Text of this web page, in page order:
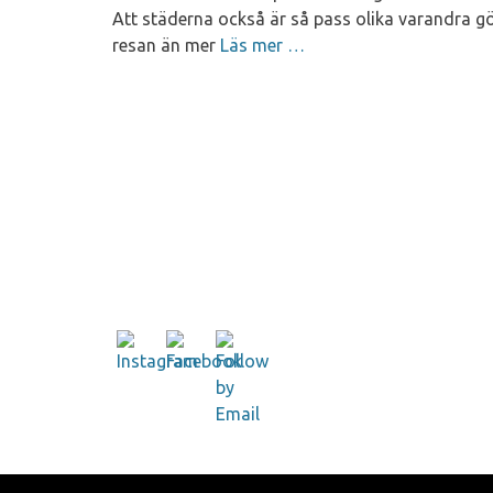
Att städerna också är så pass olika varandra
resan än mer Läs mer …